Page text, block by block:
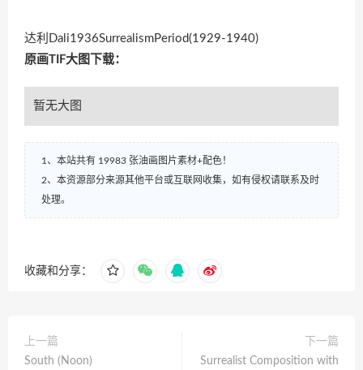
达利Dali1936SurrealismPeriod(1929-1940)
原画TIF大图下载：
暂无大图
1、本站共有 19983 张油画图片素材+配色！
2、本资源部分来源其他平台或互联网收集，如有侵权请联系及时
处理。
收藏和分享：
上一篇
South (Noon)
下一篇
Surrealist Composition with